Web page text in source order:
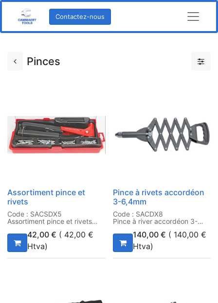
Contactez-nous
Pinces
Assortiment pince et
rivets
Code : SACSDX5
Assortiment pince et rivets
42,00 € ( 42,00 €
Htva)
Pince à rivets accordéon
3-6,4mm
Code : SACDX8
Pince à river accordéon 3-
140,00€ ( 140,00 €
Htva)